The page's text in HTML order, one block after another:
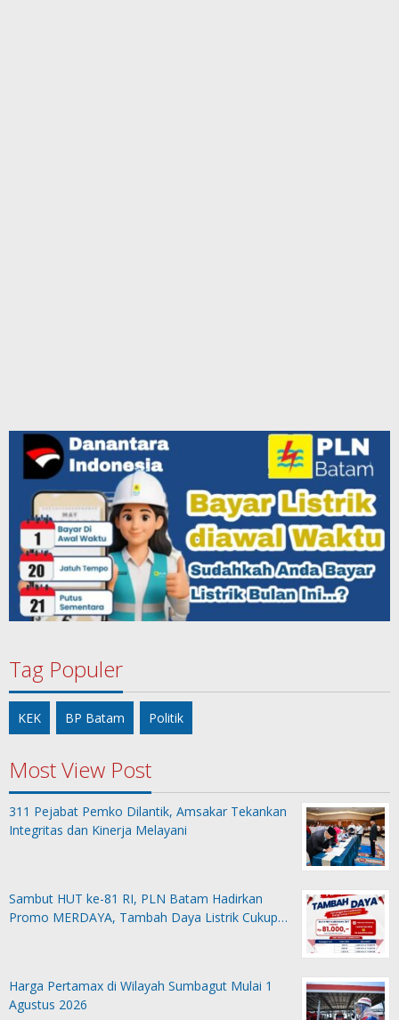
Tag Populer
KEK BP Batam Politik
Most View Post
311 Pejabat Pemko Dilantik, Amsakar Tekankan
Integritas dan Kinerja Melayani
Sambut HUT ke-81 RI, PLN Batam Hadirkan
Promo MERDAYA, Tambah Daya Listrik Cukup…
Harga Pertamax di Wilayah Sumbagut Mulai 1
Agustus 2026